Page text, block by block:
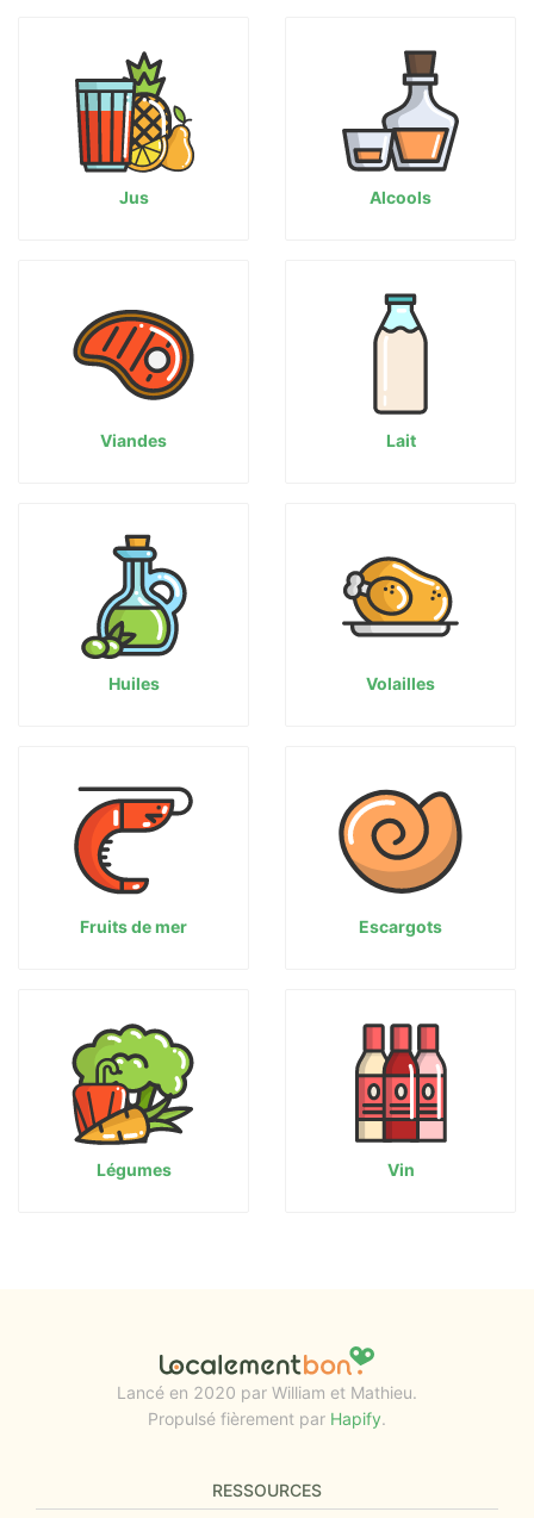
Jus Alcools
Viandes Lait
Huiles Volailles
Fruits de mer Escargots
Légumes Vin
Lancé en 2020 par William et Mathieu.
Propulsé fièrement par Hapify.
RESSOURCES